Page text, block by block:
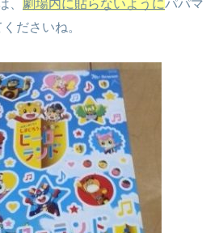
、 劇場内に貼らないようにパパマ
ださいね。